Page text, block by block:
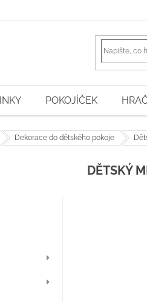
POKOJÍČEK
Dekorace do dětského pokoje
DĚTSKÝ